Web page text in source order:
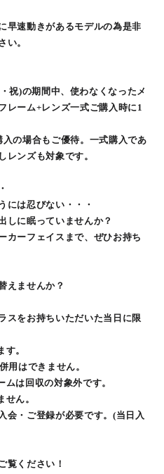
早速動きがあるモデルの為是非
い。
祝)の期間中、使わなくなったメ
レーム+レンズ一式ご購入時に1
の場合もご優待。一式購入であ
レンズも対象です。
には忍びない・・・
しに眠っていませんか？
カーフェイスまで、ぜひお持ち
えませんか？
スをお持ちいただいた当日に限
。
用はできません。
は回収の対象外です。
ん。
会・ご登録が必要です。(当日入
覧ください！